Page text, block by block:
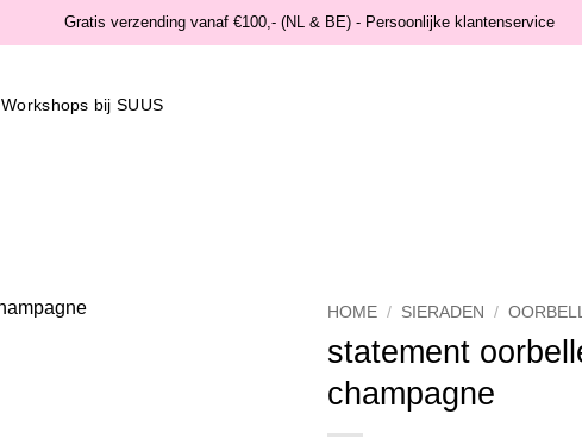
Gratis verzending vanaf €100,- (NL & BE) - Persoonlijke klantenservice
Workshops bij SUUS
HOME / SIERADEN /
statement
champagne